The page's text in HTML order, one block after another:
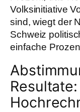
Volksinitiative
sind, wiegt der
Schweiz
einfache